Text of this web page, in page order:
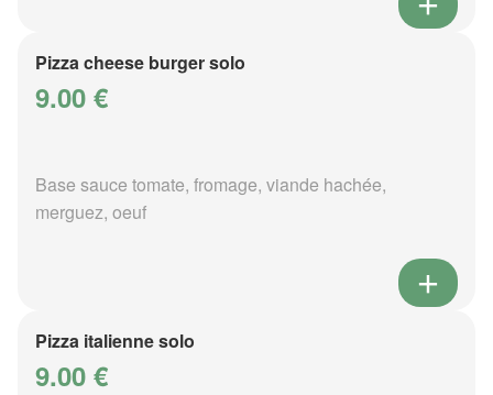
Pizza cheese burger solo
9.00 €
Base sauce tomate, fromage, viande hachée,
merguez, oeuf
Pizza italienne solo
9.00 €